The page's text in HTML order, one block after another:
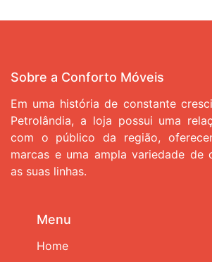
Sobre a Conforto Móveis
Em uma história de constante
Petrolândia, a loja possui uma
com o público da região,
marcas e uma ampla variedade de
as suas linhas.
Menu
Home